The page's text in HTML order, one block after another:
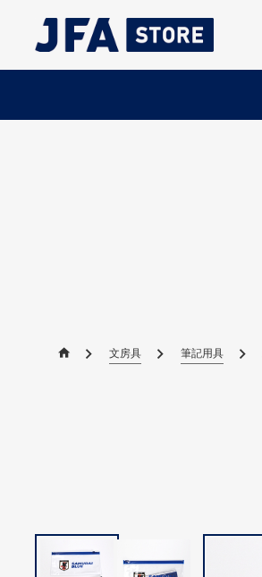
文房具 筆記用具